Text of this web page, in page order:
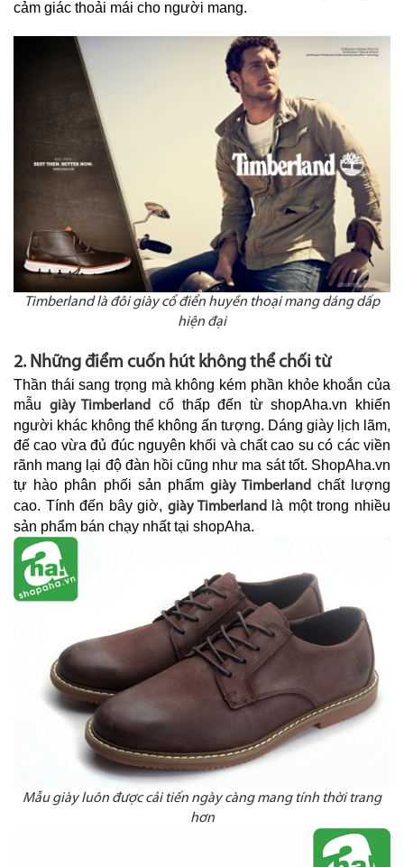
cảm giác thoải mái cho người mang.
Timberland là đôi giày cổ điển huyền thoại mang dáng dấp
hiện đại
2. Những điểm cuốn hút không thể chối từ
Thần thái sang trọng mà không kém phần khỏe khoắn của
mẫu giày Timberland
cổ thấp đến từ shopAha.vn khiến
người khác không thể không ấn tượng. Dáng giày lịch lãm,
đế cao vừa đủ đúc nguyên khối và chất cao su có các viền
rãnh mang lại độ đàn hồi cũng như ma sát tốt. ShopAha.vn
tự hào phân phối sản phẩmgiày Timberland chất lượng
cao. Tính đến bây giờ, giày Timberland
là một trong nhiều
sản phẩm bán chạy nhất tại shopAha.
Mẫu giày luôn được cải tiến ngày càng mang tính thời trang
hơn